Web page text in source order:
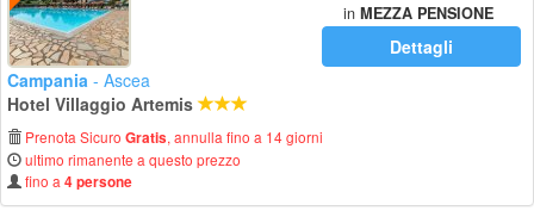
in MEZZA PENSIONE
Dettagli
Campania - Ascea
Hotel Villaggio Artemis
Prenota Sicuro Gratis, annulla fino a 14 giorni
ultimo rimanente a questo prezzo
fino a 4 persone